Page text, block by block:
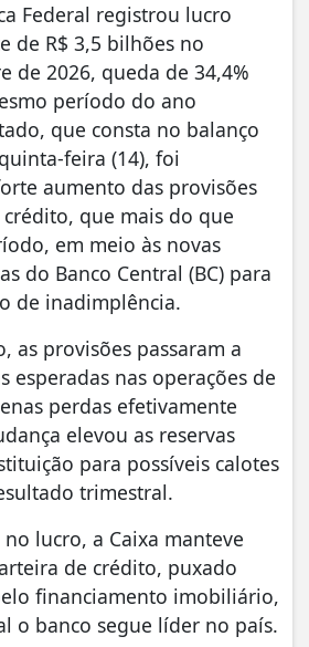
Federal registrou lucro
de R$ 3,5 bilhões no
de 2026, queda de 34,4%
período do ano
que consta no balanço
feira (14), foi
aumento das provisões
que mais do que
em meio às novas
do Banco Central (BC) para
de inadimplência.
as provisões passaram a
esperadas nas operações de
perdas efetivamente
elevou as reservas
para possíveis calotes
trimestral.
lucro, a Caixa manteve
de crédito, puxado
financiamento imobiliário,
o banco segue líder no país.